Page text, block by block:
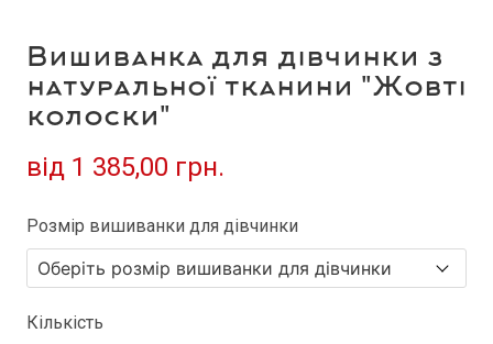
Вишиванка для дівчинки з
натуральної тканини "Жовті
колоски"
від 1 385,00 грн.
Розмір вишиванки для дівчинки
Кількість